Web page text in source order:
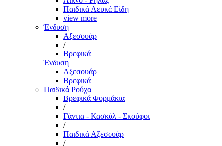
Παιδικά Λευκά Είδη
view more
Ένδυση
Αξεσουάρ
/
Βρεφικά
Ένδυση
Αξεσουάρ
Βρεφικά
Παιδικά Ρούχα
Βρεφικά Φορμάκια
/
Γάντια - Κασκόλ - Σκούφοι
/
Παιδικά Αξεσουάρ
/